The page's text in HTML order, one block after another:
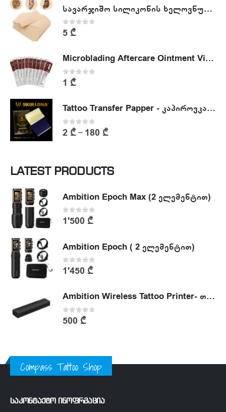
სავარჯიშო სილიკონის ხელოვნური კანი - Tattoo Practike skin
0out of 5
5 ₾
Microblading Aftercare Ointment Vitamin A&D
0 out of 5
1 ₾
Tattoo Transfer Papper - კაპიროვკა - ტატუს ესკიზის კოპირების ქაღალდი
0out of 5
2 ₾– 180 ₾
LATEST PRODUCTS
Ambition Epoch Max (2 ელემენტით)
0out of 5
1'500 ₾
Ambition Epoch ( 2 ელემენტით)
0out of 5
1'450 ₾
Ambition Wireless Tattoo Printer- თერმული პრინტერი
0out of 5
500 ₾
Compass Tattoo Shop
საკონტაქტო ინოფრმაცია